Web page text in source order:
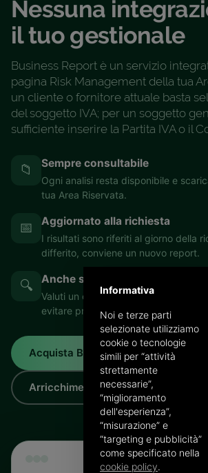
Nessuna
il tuo gestionale
Business Report è un servizio
pagina Risk Management della tua
un cliente o fornitore attuale basta
del soggetto IVA; per un soggetto
sufficiente inserire la Partita IVA o il
📁 Sempre consultabile
Ogni analisi resta disponibile e
tua Area Riservata.
📅 Aggiornato alla richiesta
I risultati sono riferiti al giorno della
differito, conviene un nuovo report.
🔍 Anche sui Prospect
Valuti un cliente prima di un’offerta
evitare problemi di
Acquista Business Report
Arricchimento anagrafiche
Informativa
Noi e terze parti
selezionate utilizziamo
cookie o tecnologie
simili per “attività
strettamente
necessarie”,
“miglioramento
dell'esperienza”,
“misurazione” e
“targeting e pubblicità”
come specificato nella
cookie policy.